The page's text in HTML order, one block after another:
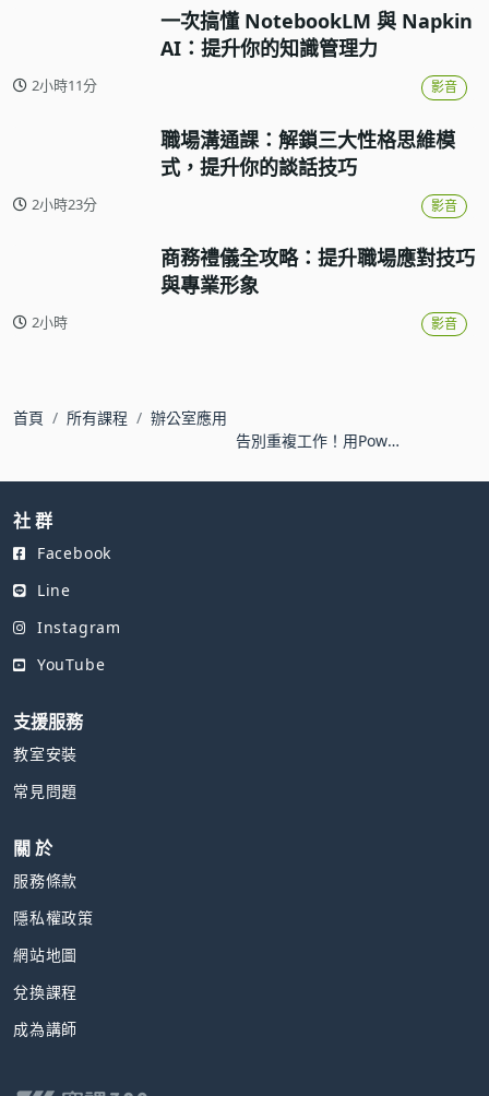
一次搞懂 NotebookLM 與 Napkin
AI：提升你的知識管理力
2小時11分 影音
職場溝通課：解鎖三大性格思維模
式，提升你的談話技巧
2小時23分 影音
商務禮儀全攻略：提升職場應對技巧
與專業形象
2小時 影音
首頁 所有課程
辦公室應用
告別重複工作！用Power
辦公室自動化流程
社 群
Facebook
Line
Instagram
YouTube
支援服務
教室安裝
常見問題
關 於
服務條款
隱私權政策
網站地圖
兌換課程
成為講師